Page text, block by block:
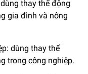
thay thế động
gia đình và nông
dùng thay thế
trong công nghiệp.